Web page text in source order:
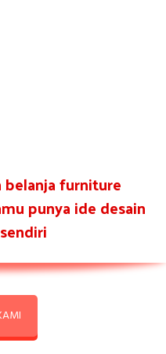
belanja furniture
punya ide desain